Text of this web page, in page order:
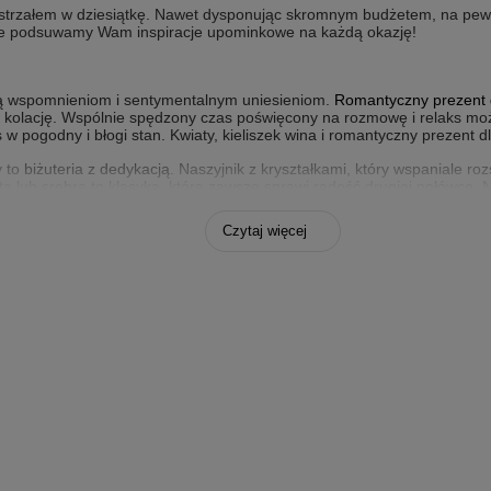
w dziesiątkę. Nawet dysponując skromnym budżetem, na
Wam inspiracje upominkowe na każdą okazję!
i sentymentalnym uniesieniom. Romantyczny prezent
Wspólnie spędzony czas poświęcony na rozmowę i relaks
pogodny i błogi stan. Kwiaty, kieliszek wina i romantyczny prezent
to biżuteria z dedykacją . Naszyjnik z kryształkami, który wspaniale
poczuje się ona wyjątkowo. Taki prezent zawsze będzie
Kwiaty i czekoladki to propozycje dość oklepane i niewyróżniające
inspiracji na taki podarunek w zainteresowaniach i pasjach
prezentem. To przecież nasze pasje określają, kim jesteśmy i
Czytaj więcej